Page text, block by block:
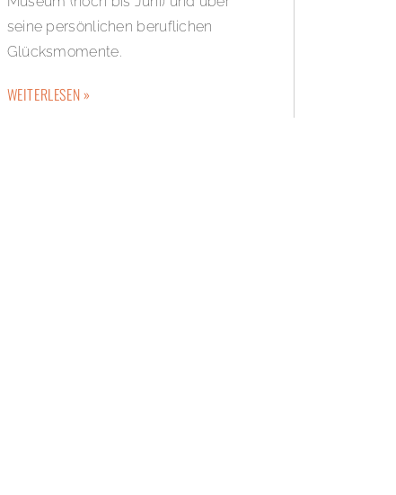
seine persönlichen beruflichen
Glücksmomente.
WEITERLESEN »